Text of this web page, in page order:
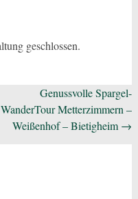
geschlossen.
Genussvolle Spargel-
WanderTour Metterzimmern –
Weißenhof – Bietigheim →